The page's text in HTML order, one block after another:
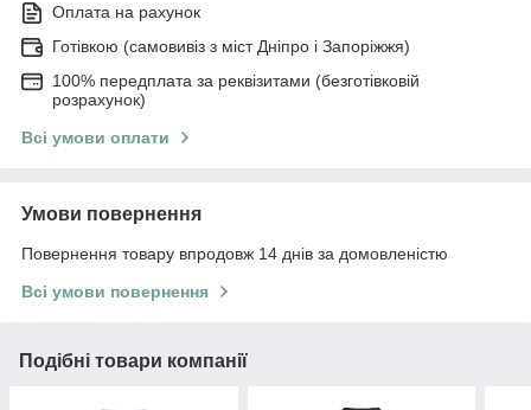
Оплата на рахунок
Готівкою (самовивіз з міст Дніпро і Запоріжжя)
100% передплата за реквізитами (безготівковій
розрахунок)
Всі умови оплати
Умови повернення
Повернення товару впродовж 14 днів за домовленістю
Всі умови повернення
Подібні товари компанії